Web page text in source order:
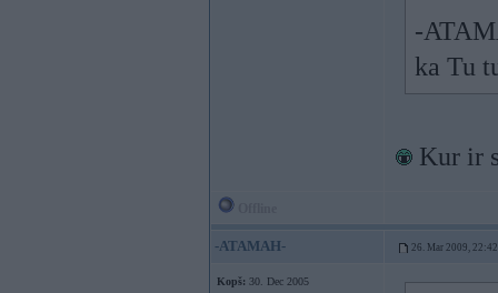
-
ka Tu
Kur ir
-ATAMAH- 26. Mar 2009, 22:42
Kopš: 30. Dec 2005